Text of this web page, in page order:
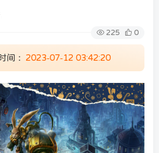
225 0
间： 2023-07-12 03:42:20